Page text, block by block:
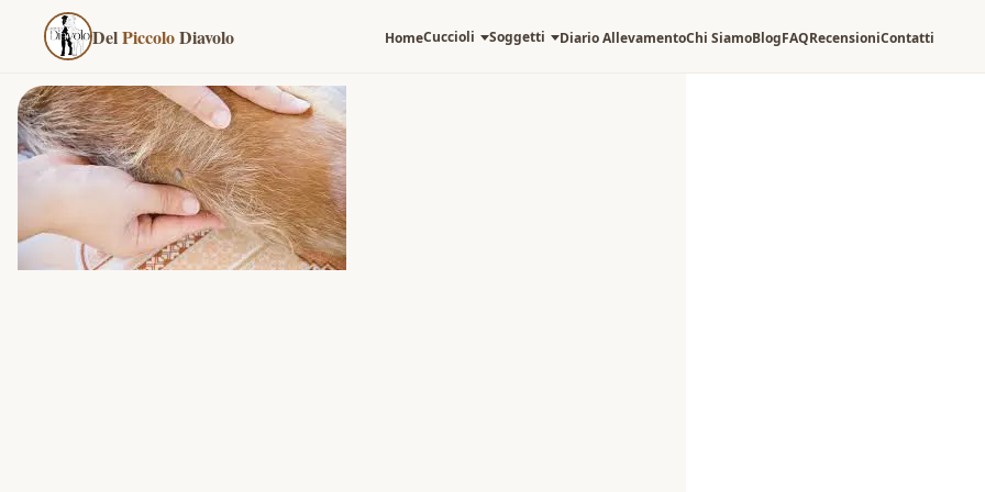
DelPiccoloDiavolo HomeCuccioli Soggetti Diario AllevamentoChi SiamoBlogFAQRecensioniContatti